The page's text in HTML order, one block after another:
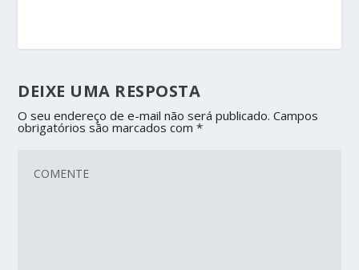
DEIXE UMA RESPOSTA
O seu endereço de e-mail não será publicado. Campos
obrigatórios são marcados com*